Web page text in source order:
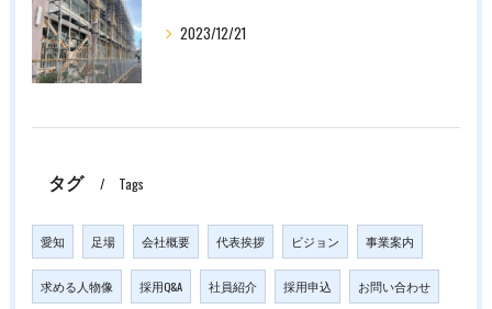
2023/12/21
タグ Tags
愛知 足場 会社概要 代表挨拶 ビジョン 事業案内
求める人物像 採用Q&A 社員紹介 採用申込 お問い合わせ